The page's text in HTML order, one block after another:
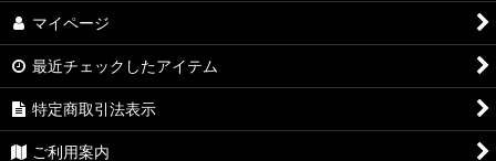
マイページ
最近チェックしたアイテム
特定商取引法表示
ご利用案内